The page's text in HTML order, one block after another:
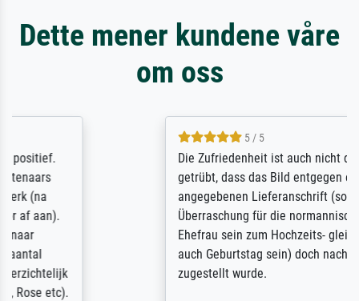
Dette mener kundene våre
om oss
Die Zufriedenheit ist auch nicht dadurch
getrübt, dass das Bild entgegen einer
angegebenen Lieferanschrift (sollte eine
Überraschung für die normannische
Ehefrau sein zum Hochzeits- gleichzeitig
auch Geburtstag sein) doch nach zu Hause
zugestellt wurde.